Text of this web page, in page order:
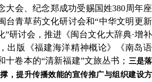
大会、纪念郑成功受赐国姓380周年座
台青草药文化研讨会和“中华文明更新
”研讨会，推进《闽台文化大辞典·增补
出版《福建海洋精神概论》《南岛语
十卷本的“清新福建”文旅丛书； 三是落
，提升传播效能的宣传推广与组织建设方